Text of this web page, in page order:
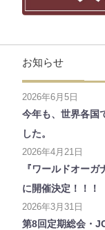
お知らせ
2026年6月5日
今年も、世界各国
した。
2026年4月21日
『ワールドオー
に開催決定！！！
2026年3月31日
第8回定期総会・